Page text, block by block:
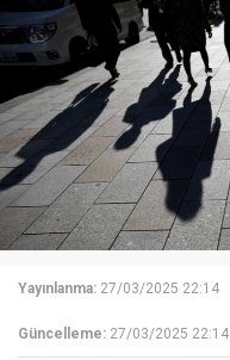
Yayınlanma: 27/03/2025 22:14
Güncelleme: 27/03/2025 22:14